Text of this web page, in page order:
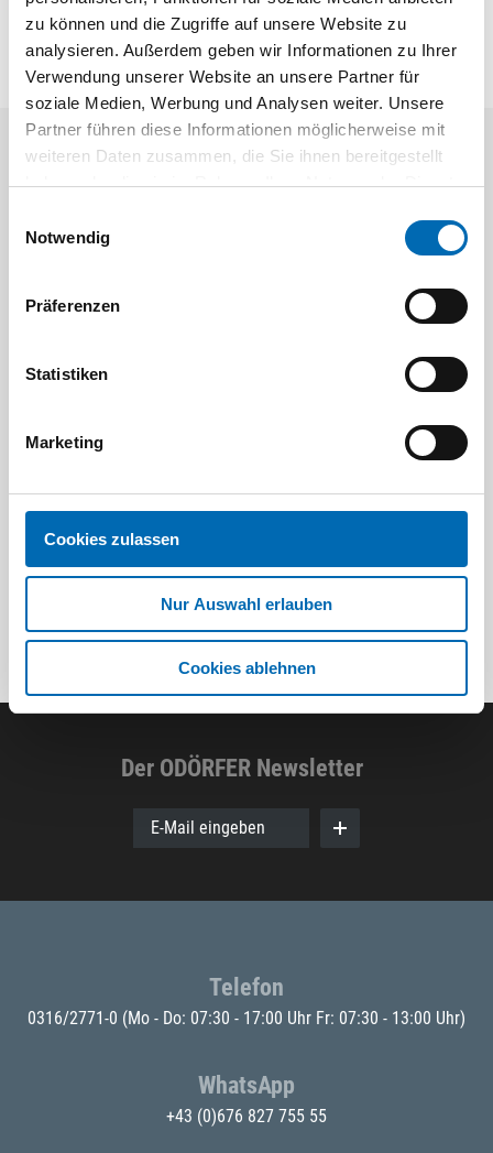
zu können und die Zugriffe auf unsere Website zu
analysieren. Außerdem geben wir Informationen zu Ihrer
Verwendung unserer Website an unsere Partner für
soziale Medien, Werbung und Analysen weiter. Unsere
Partner führen diese Informationen möglicherweise mit
weiteren Daten zusammen, die Sie ihnen bereitgestellt
haben oder die sie im Rahmen Ihrer Nutzung der Dienste
Notwendig
Präferenzen
Statistiken
Marketing
Cookies zulassen
Nur Auswahl erlauben
Cookies ablehnen
Aktuelle Angebote
8 Ausführungen
Artikel-Nr.
Der ODÖRFER Newsletter
E-Mail eingeben
Telefon
0316/2771-0 (Mo - Do: 07:30 - 17:00 Uhr Fr: 07:30 - 13:00 Uhr)
WhatsApp
+43 (0)676 827 755 55